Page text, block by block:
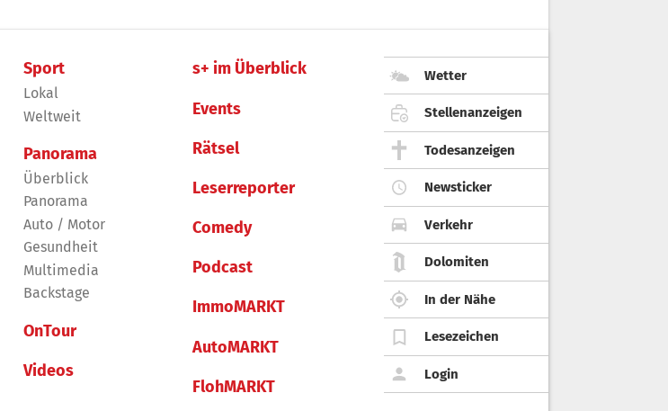
Sport
Lokal
Weltweit
Panorama
Überblick
Panorama
Auto / Motor
Gesundheit
Multimedia
Backstage
OnTour
Videos
s+ im Überblick
Events
Rätsel
Leserreporter
Comedy
Podcast
ImmoMARKT
AutoMARKT
FlohMARKT
Wetter
Stellenanzeigen
Todesanzeigen
Newsticker
Verkehr
Dolomiten
In der Nähe
Lesezeichen
Login